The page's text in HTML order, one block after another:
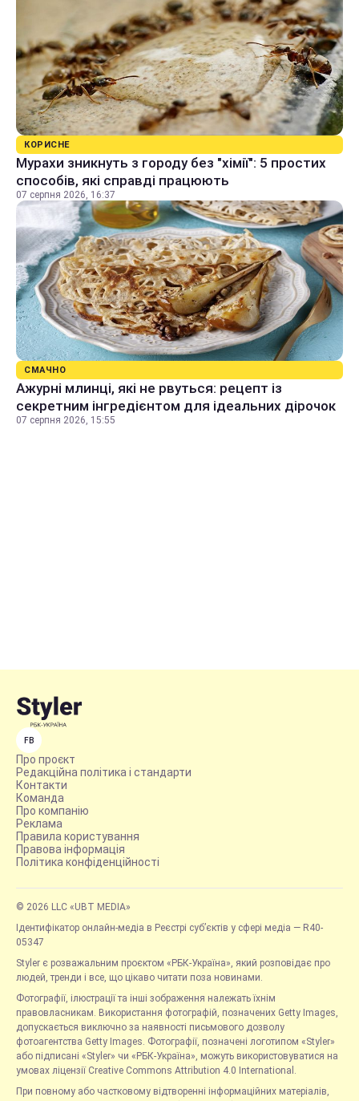
КОРИСНЕ
Мурахи зникнуть з городу без "хімії": 5 простих
способів, які справді працюють
07 серпня 2026, 16:37
СМАЧНО
Ажурні млинці, які не рвуться: рецепт із
секретним інгредієнтом для ідеальних дірочок
07 серпня 2026, 15:55
FB
Про проєкт
Редакційна політика і стандарти
Контакти
Команда
Про компанію
Реклама
Правила користування
Правова інформація
Політика конфіденційності
© 2026 LLC «UBT MEDIA»
Ідентифікатор онлайн-медіа в Реєстрі суб’єктів у сфері медіа — R40-
05347
Styler є розважальним проєктом «РБК-Україна», який розповідає про
людей, тренди і все, що цікаво читати поза новинами.
Фотографії, ілюстрації та інші зображення належать їхнім
правовласникам. Використання фотографій, позначених Getty Images,
допускається виключно за наявності письмового дозволу
фотоагентства Getty Images. Фотографії, позначені логотипом «Styler»
або підписані «Styler» чи «РБК-Україна», можуть використовуватися на
умовах ліцензії Creative Commons Attribution 4.0 International.
При повному або частковому відтворенні інформаційних матеріалів,